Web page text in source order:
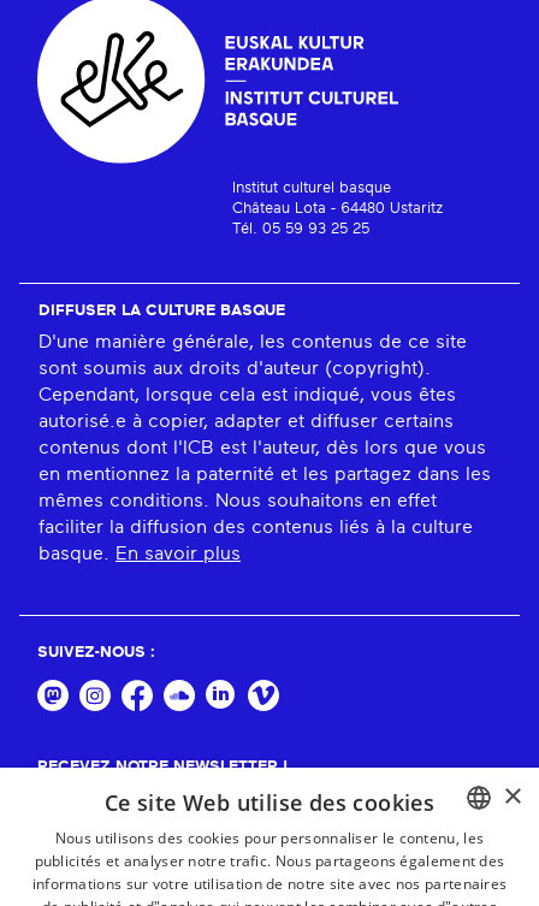
Institut culturel basque
Château Lota - 64480 Ustaritz
Tél. 05 59 93 25 25
DIFFUSER LA CULTURE BASQUE
D'une manière générale, les contenus de ce site
sont soumis aux droits d'auteur (copyright).
Cependant, lorsque cela est indiqué, vous êtes
autorisé.e à copier, adapter et diffuser certains
contenus dont l'ICB est l'auteur, dès lors que vous
en mentionnez la paternité et les partagez dans les
mêmes conditions. Nous souhaitons en effet
faciliter la diffusion des contenus liés à la culture
basque. En savoir plus
SUIVEZ-NOUS :
RECEVEZ NOTRE NEWSLETTER !
BASQUE
FRENCH
×
Ce site Web utilise des cookies
Nous utilisons des cookies pour personnaliser le contenu, les
publicités et analyser notre trafic. Nous partageons également des
informations sur votre utilisation de notre site avec nos partenaires